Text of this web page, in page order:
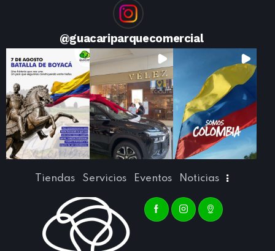
@guacariparquecomercial
Tiendas Servicios Eventos Noticias